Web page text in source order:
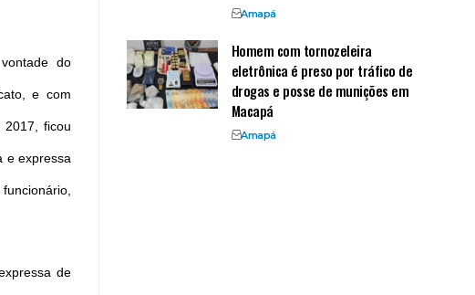
do
e com
2017, ficou
e expressa
de
Amapá
Homem com tornozeleira
eletrônica é preso por tráfico de
drogas e posse de munições em
Macapá
Amapá